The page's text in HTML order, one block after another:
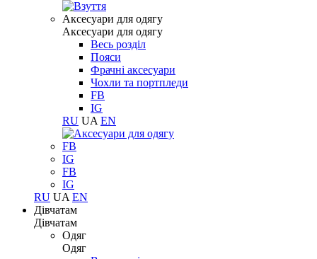
Aксесуари для одягу
Aксесуари для одягу
Весь розділ
Пояси
Фрачні аксесуари
Чохли та портпледи
FB
IG
RU UA EN
FB
IG
FB
IG
RU UA EN
Дівчатам
Дівчатам
Одяг
Одяг